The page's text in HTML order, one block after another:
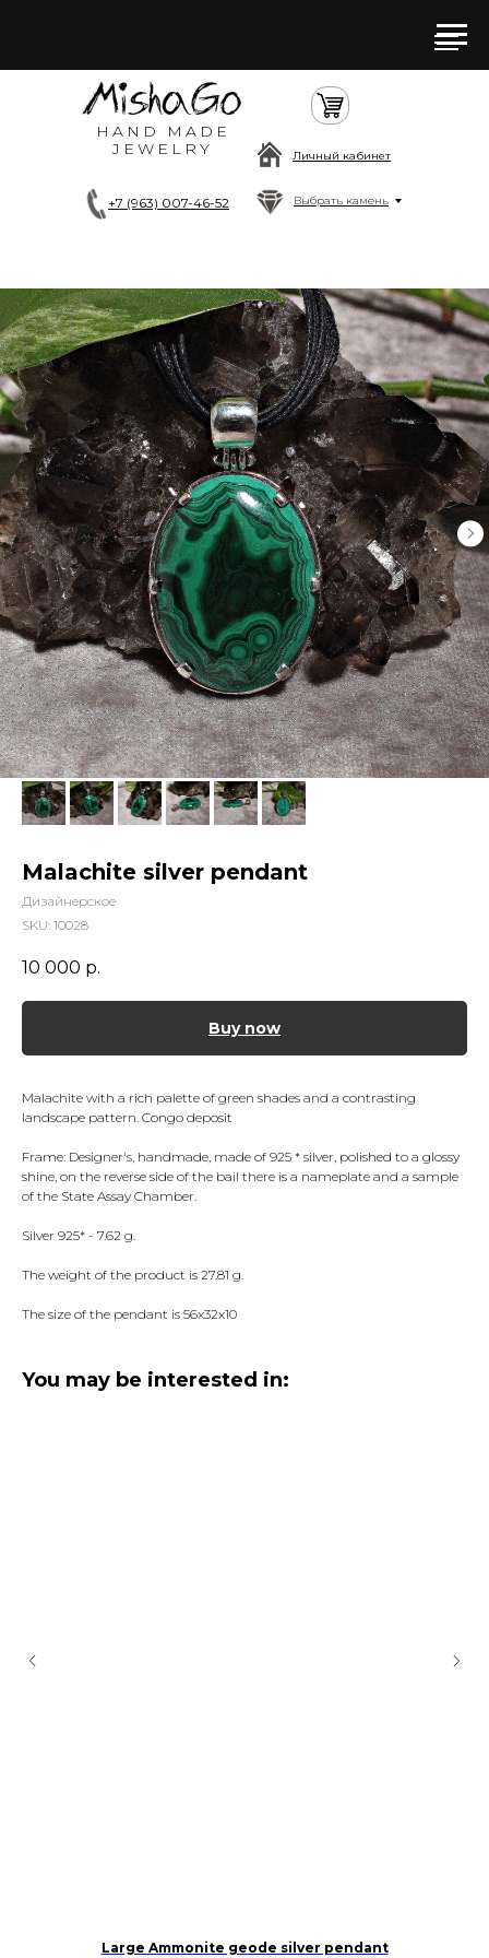
HAND MADE
JEWELRY
+7 (963) 007-46-52 Выбрать камень
Личный кабинет
Malachite silver pendant
Дизайнерское
SKU: 10028
10 000 р.
Buy now
Malachite with a rich palette of green shades and a contrasting
landscape pattern. Congo deposit
Frame: Designer's, handmade, made of 925 * silver, polished to a glossy
shine, on the reverse side of the bail there is a nameplate and a sample
of the State Assay Chamber.
Silver 925* - 7.62 g.
The weight of the product is 27.81 g.
The size of the pendant is 56x32x10
You may be interested in:
Large Ammonite geode silver pendant